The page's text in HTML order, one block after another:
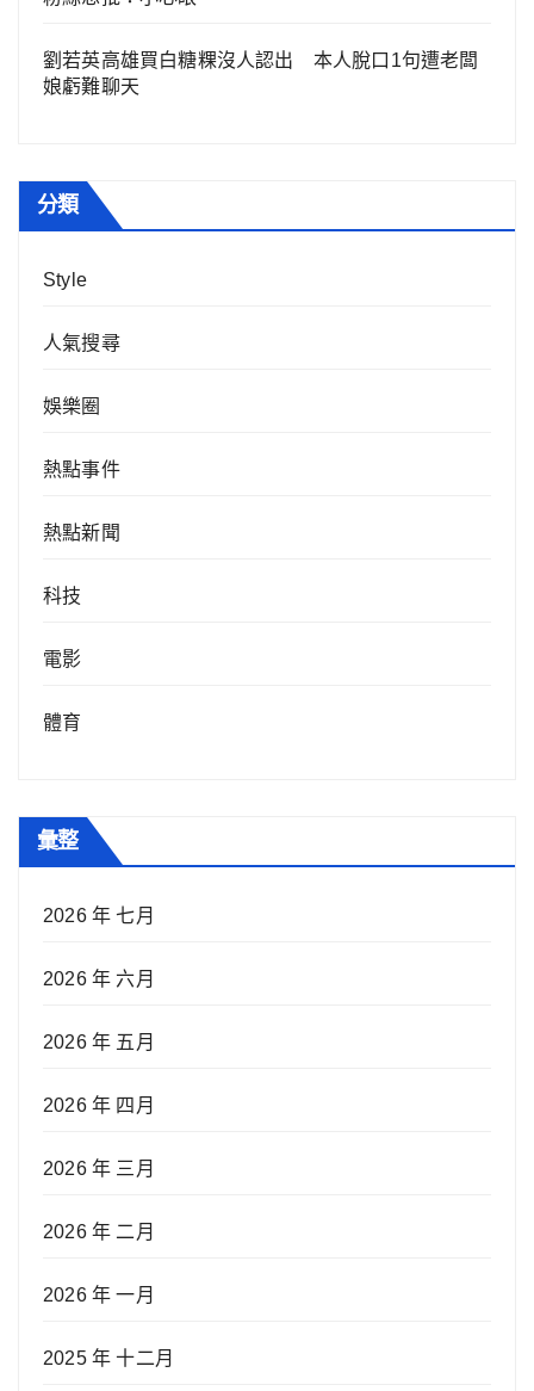
劉若英高雄買白糖粿沒人認出 本人脫口1句遭老闆
娘虧難聊天
分類
Style
人氣搜尋
娛樂圈
熱點事件
熱點新聞
科技
電影
體育
彙整
2026 年 七月
2026 年 六月
2026 年 五月
2026 年 四月
2026 年 三月
2026 年 二月
2026 年 一月
2025 年 十二月